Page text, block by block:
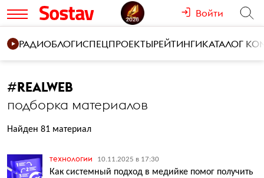
Войти
РАДИОБЛОГИСПЕЦПРОЕКТЫРЕЙТИНГИКАТАЛОГ
#REALWEB
подборка материалов
Найден 81 материал
технологии 10.11.2025 в 17:30
Как системный подход в медийке помог получить